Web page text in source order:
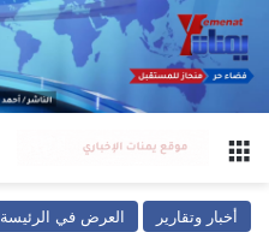
القائمة
أخبار وتقارير العرض في الرئيسة